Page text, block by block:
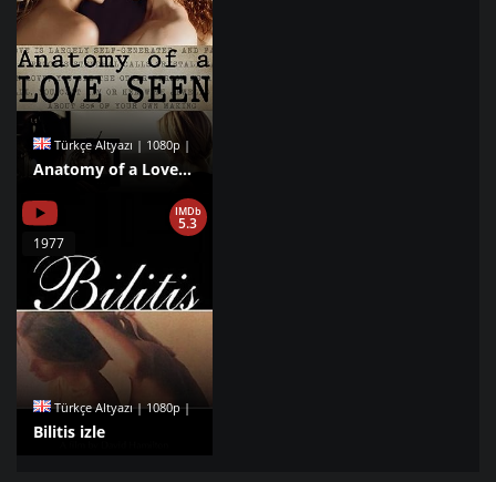
Türkçe Altyazı | 1080p |
Anatomy of a Love Seen izle
Türkçe Altyazı | 1080p |
Bilitis izle
IMDb
5.3
1977